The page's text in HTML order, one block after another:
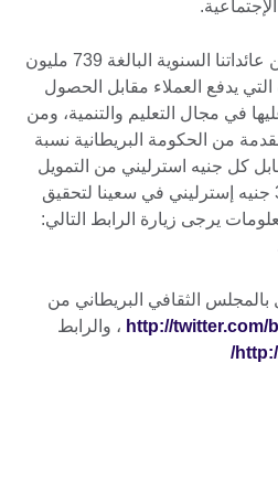
نحن نكسب أكثر من 75٪ من عائداتنا السنوية البالغة 739 مليون
يدفع العملاء مقابل الحصول
في مجال التعليم والتنمية، ومن
من الحكومة البريطانية نسبة
كل جنيه استرليني من التمويل
العام الأساسي ما يزيد عن 3 جنيه إسترليني في سعينا لتحقيق
يرجى زيارة الرابط التالي:
بالمجلس الثقافي البريطاني من
http://twitter.com/ ، والرابط